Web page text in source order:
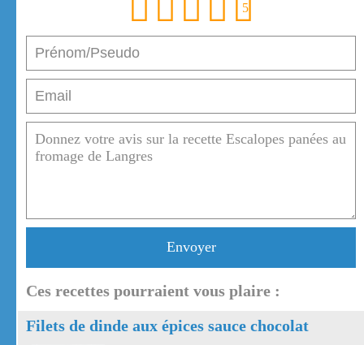
5
Envoyer
Ces recettes pourraient vous plaire :
Filets de dinde aux épices sauce chocolat